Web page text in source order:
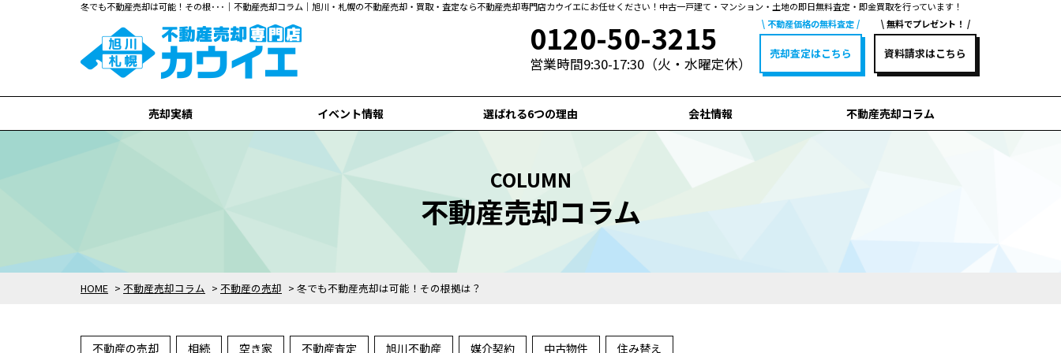
冬でも不動産売却は可能！その根･･･｜不動産売却コラム｜旭川・札幌の不動産売却・買取・査定なら不動産売却専門店カウイエにお任せください！中古一戸建て・マンション・土地の即日無料査定・即金買取を行っています！
0120-50-3215
営業時間9:30-17:30（火・水曜定休）
不動産価格の無料査定
売却査定はこちら
無料でプレゼント！
資料請求はこちら
売却実績
全て
旭川市
札幌市
イベント情報 選ばれる6つの理由 会社情報 不動産売却コラム
HOME > 不動産売却コラム > 不動産の売却 > 冬でも不動産売却は可能！その根拠は？
COLUMN
不動産売却コラム
不動産の売却 相続 空き家 不動産査定 旭川不動産 媒介契約 中古物件 住み替え